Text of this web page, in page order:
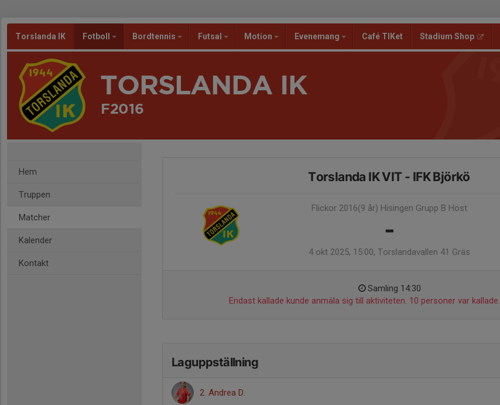
Torslanda IK Fotboll Bordtennis Futsal Motion Evenemang Café TIKet Stadium Shop
TORSLANDA IK
F2016
Hem
Truppen
Matcher
Kalender
Kontakt
Torslanda IK VIT - IFK Björkö
Flickor 2016(9 år) Hisingen Grupp B Höst
-
4 okt 2025, 15:00, Torslandavallen 41 Gräs
Samling 14:30
Endast kallade kunde anmäla sig till aktiviteten. 10 personer var kallade.
Laguppställning
2. Andrea D.